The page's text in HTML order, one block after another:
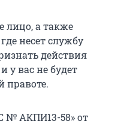
лицо, а также
несет службу
действия
и у вас не будет
правоте.
№ АКПИ13-58» от